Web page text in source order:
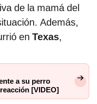
de la mamá del
Además,
en Texas,
a su perro
[VIDEO]